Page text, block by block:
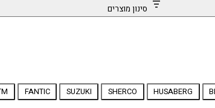
סינון מוצרים
HUSABERG
SHERCO
SUZUKI
FANTIC